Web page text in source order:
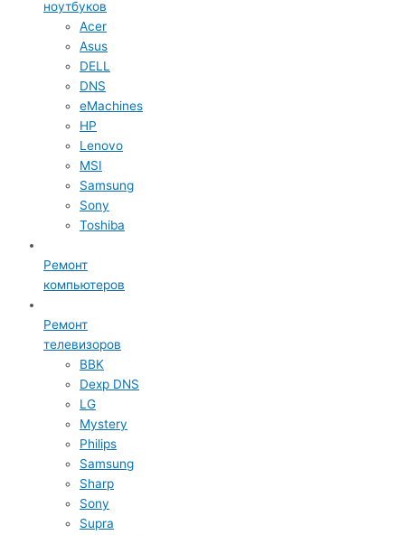
ноутбуков
Acer
Asus
DELL
DNS
eMachines
HP
Lenovo
MSI
Samsung
Sony
Toshiba
Ремонт
компьютеров
Ремонт
телевизоров
BBK
Dexp DNS
LG
Mystery
Philips
Samsung
Sharp
Sony
Supra